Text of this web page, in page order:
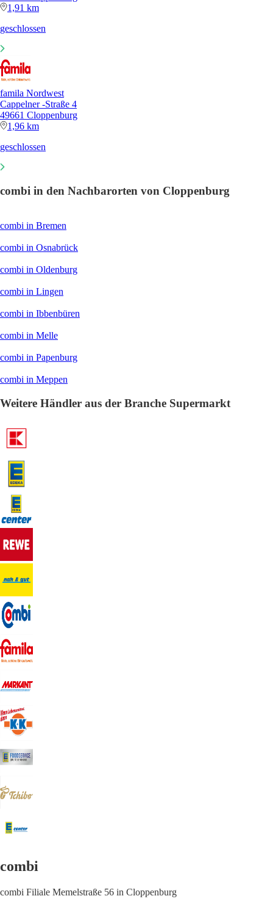
1,91 km
geschlossen
famila Nordwest
Cappelner -Straße 4
49661 Cloppenburg
1,96 km
geschlossen
combi in den Nachbarorten von Cloppenburg
combi in Bremen
combi in Osnabrück
combi in Oldenburg
combi in Lingen
combi in Ibbenbüren
combi in Melle
combi in Papenburg
combi in Meppen
Weitere Händler aus der Branche Supermarkt
combi
combi Filiale Memelstraße 56 in Cloppenburg